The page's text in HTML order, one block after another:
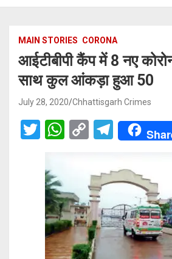
MAIN STORIES CORONA
आईटीबीपी कैंप में 8 नए
साथ कुल आंकड़ा हुआ 50
July 28, 2020 Chhattisgarh Crimes
T
tt
er
W
s
A
p
p
C
py
Li
n
k
T
e
gr
a
m